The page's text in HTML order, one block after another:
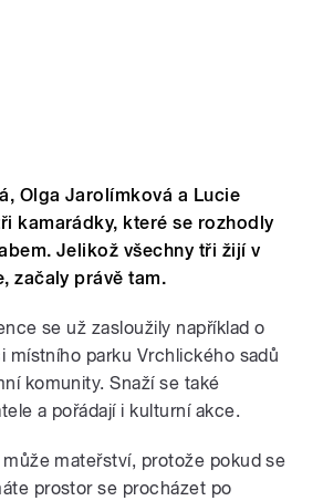
Olga Jarolímková a Lucie
kamarádky, které se rozhodly
Jelikož všechny tři žijí v
začaly právě tam.
se už zasloužily například o
místního parku Vrchlického sadů
komunity. Snaží se také
a pořádají i kulturní akce.
mateřství, protože pokud se
prostor se procházet po